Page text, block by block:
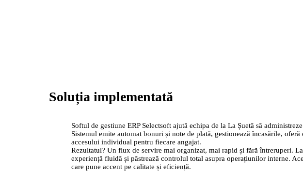
Soluția implementată
Softul de gestiune ERP Selectsoft ajută echipa de la La Șuetă să
Sistemul emite automat bonuri și note de plată, gestionează încasările,
accesului individual pentru fiecare angajat.
Rezultatul? Un flux de servire mai organizat, mai rapid și fără întreruperi.
experiență fluidă și păstrează controlul total asupra operațiunilor interne.
care pune accent pe calitate și eficiență.